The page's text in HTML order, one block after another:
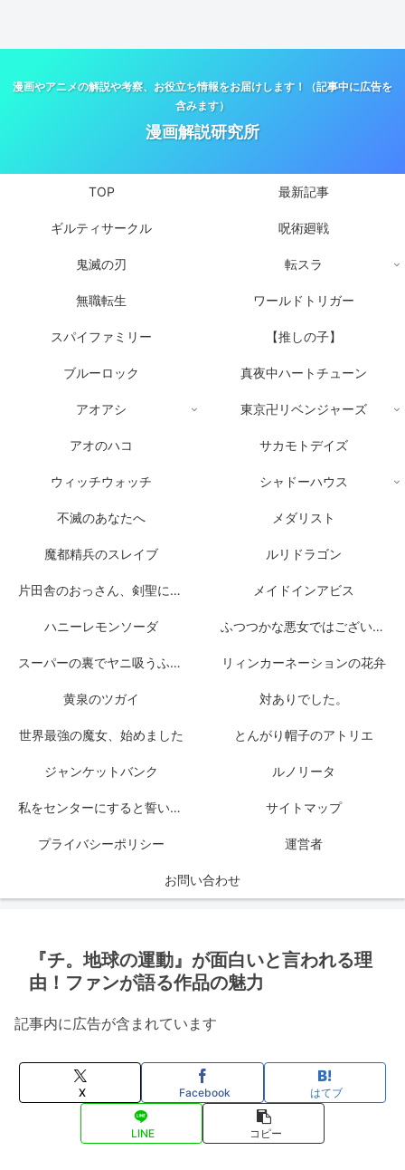
漫画やアニメの解説や考察、お役立ち情報をお届けします！（記事中に広告を
含みます）
漫画解説研究所
TOP 最新記事
ギルティサークル 呪術廻戦
鬼滅の刃 転スラ
無職転生 ワールドトリガー
スパイファミリー 【推しの子】
ブルーロック 真夜中ハートチューン
アオアシ 東京卍リベンジャーズ
アオのハコ サカモトデイズ
ウィッチウォッチ シャドーハウス
不滅のあなたへ メダリスト
魔都精兵のスレイブ ルリドラゴン
片田舎のおっさん、剣聖になる メイドインアビス
ハニーレモンソーダ ふつつかな悪女ではございますが
スーパーの裏でヤニ吸うふたり リィンカーネーションの花弁
黄泉のツガイ 対ありでした。
世界最強の魔女、始めました とんがり帽子のアトリエ
ジャンケットバンク ルノリータ
私をセンターにすると誓いますか？ サイトマップ
プライバシーポリシー 運営者
お問い合わせ
『チ。地球の運動』が面白いと言われる理
由！ファンが語る作品の魅力
記事内に広告が含まれています
X Facebook はてブ
LINE コピー